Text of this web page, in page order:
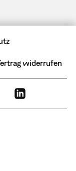
widerrufen